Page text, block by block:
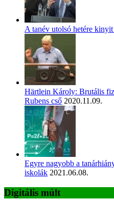
A tanév utolsó hetére
Härtlein Károly: Brutális
Rubens cső 2020.11.09.
Egyre nagyobb a
iskolák 2021.06.08.
Digitális múlt